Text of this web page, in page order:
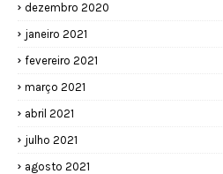
dezembro 2020
janeiro 2021
fevereiro 2021
março 2021
abril 2021
julho 2021
agosto 2021